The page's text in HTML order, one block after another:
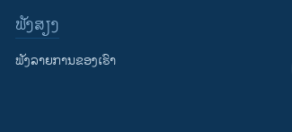
ຟັງສຽງ
ຟັງລາຍການຂອງເຮົາ